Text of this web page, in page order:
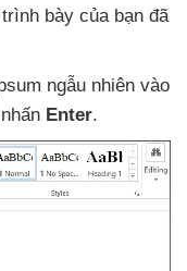
bày của bạn đã
ngẫu nhiên vào
Enter.